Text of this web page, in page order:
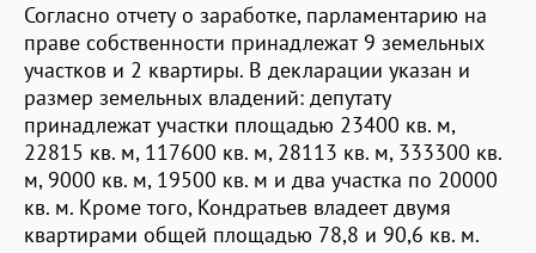
Согласно отчету о заработке, парламентарию на
праве собственности принадлежат 9 земельных
участков и 2 квартиры. В декларации указан и
размер земельных владений: депутату
принадлежат участки площадью 23400 кв. м,
22815 кв. м, 117600 кв. м, 28113 кв. м, 333300 кв.
м, 9000 кв. м, 19500 кв. м и два участка по 20000
кв. м. Кроме того, Кондратьев владеет двумя
квартирами общей площадью 78,8 и 90,6 кв. м.